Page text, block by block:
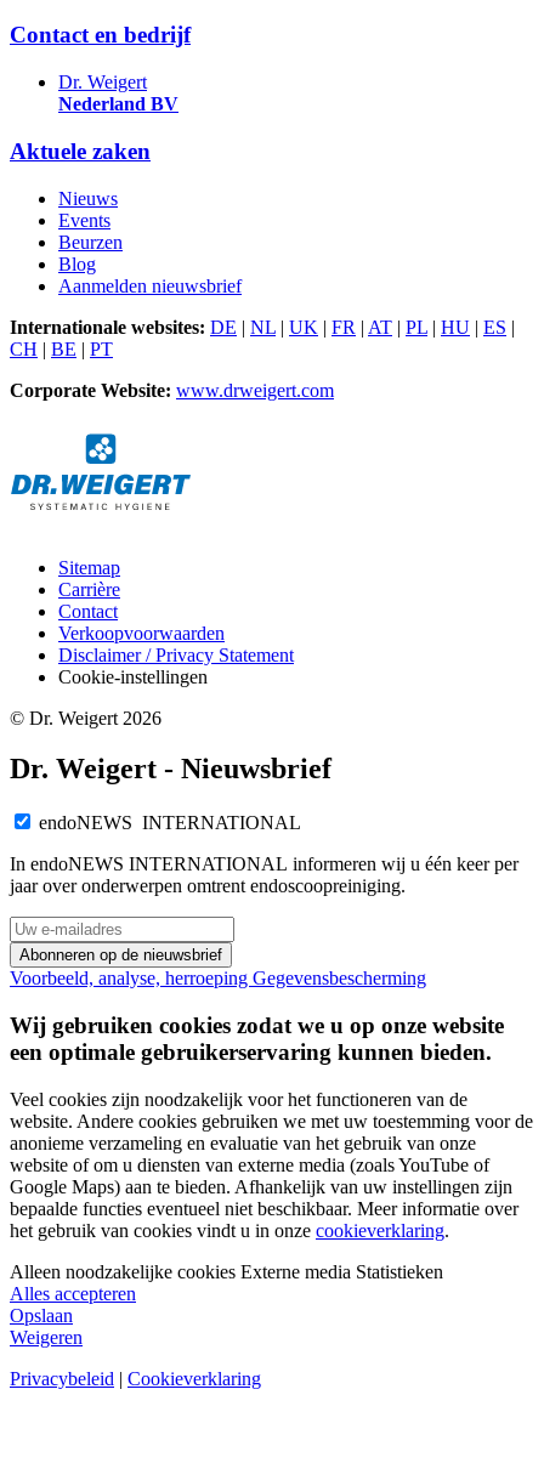
Contact en bedrijf
Dr. Weigert
Nederland BV
Aktuele zaken
Nieuws
Events
Beurzen
Blog
Aanmelden nieuwsbrief
Internationale websites: DE | NL | UK | FR | AT | PL | HU | ES |
CH | BE | PT
Corporate Website: www.drweigert.com
Sitemap
Carrière
Contact
Verkoopvoorwaarden
Disclaimer / Privacy Statement
Cookie-instellingen
© Dr. Weigert 2026
Dr. Weigert - Nieuwsbrief
endoNEWS INTERNATIONAL
In endoNEWS INTERNATIONAL informeren wij u één keer per
jaar over onderwerpen omtrent endoscoopreiniging.
Abonneren op de nieuwsbrief
Voorbeeld, analyse, herroeping Gegevensbescherming
Wij gebruiken cookies zodat we u op onze website
een optimale gebruikerservaring kunnen bieden.
Veel cookies zijn noodzakelijk voor het functioneren van de
website. Andere cookies gebruiken we met uw toestemming voor de
anonieme verzameling en evaluatie van het gebruik van onze
website of om u diensten van externe media (zoals YouTube of
Google Maps) aan te bieden. Afhankelijk van uw instellingen zijn
bepaalde functies eventueel niet beschikbaar. Meer informatie over
het gebruik van cookies vindt u in onze cookieverklaring.
Alleen noodzakelijke cookies Externe media Statistieken
Alles accepteren
Opslaan
Weigeren
Privacybeleid | Cookieverklaring